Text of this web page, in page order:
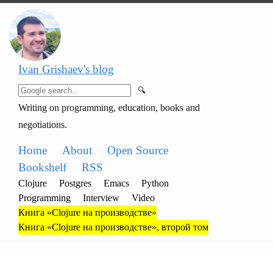
Ivan Grishaev's blog
🔍
Writing on programming, education, books and
negotiations.
Home About
Open Source
Bookshelf
RSS
Clojure Postgres Emacs
Python
Programming
Interview
Video
Книга «Clojure на производстве»
Книга «Clojure на производстве», второй том